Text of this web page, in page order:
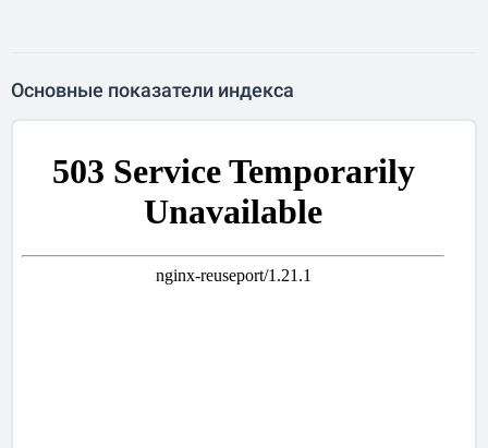
Основные показатели индекса